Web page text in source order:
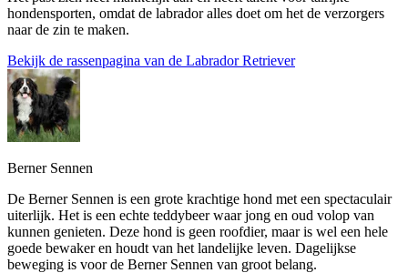
hondensporten, omdat de labrador alles doet om het de verzorgers
naar de zin te maken.
Bekijk de rassenpagina van de Labrador Retriever
Berner Sennen
De Berner Sennen is een grote krachtige hond met een spectaculair
uiterlijk. Het is een echte teddybeer waar jong en oud volop van
kunnen genieten. Deze hond is geen roofdier, maar is wel een hele
goede bewaker en houdt van het landelijke leven. Dagelijkse
beweging is voor de Berner Sennen van groot belang.